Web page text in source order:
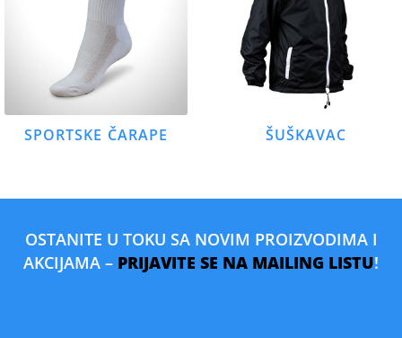
SPORTSKE ČARAPE ŠUŠKAVAC
OSTANITE U TOKU SA NOVIM PROIZVODIMA I
AKCIJAMA – PRIJAVITE SE NA MAILING LISTU!